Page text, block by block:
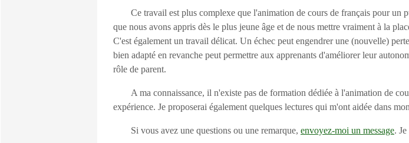
Ce travail est plus complexe que l'animation de cours de français pour un
que nous avons appris dès le plus jeune âge et de nous mettre vraiment à la
C'est également un travail délicat. Un échec peut engendrer une (nouvelle)
bien adapté en revanche peut permettre aux apprenants d'améliorer leur
rôle de parent.
A ma connaissance, il n'existe pas de formation dédiée à l'animation de
expérience. Je proposerai également quelques lectures qui m'ont aidée dans
Si vous avez une questions ou une remarque, envoyez-moi un message.